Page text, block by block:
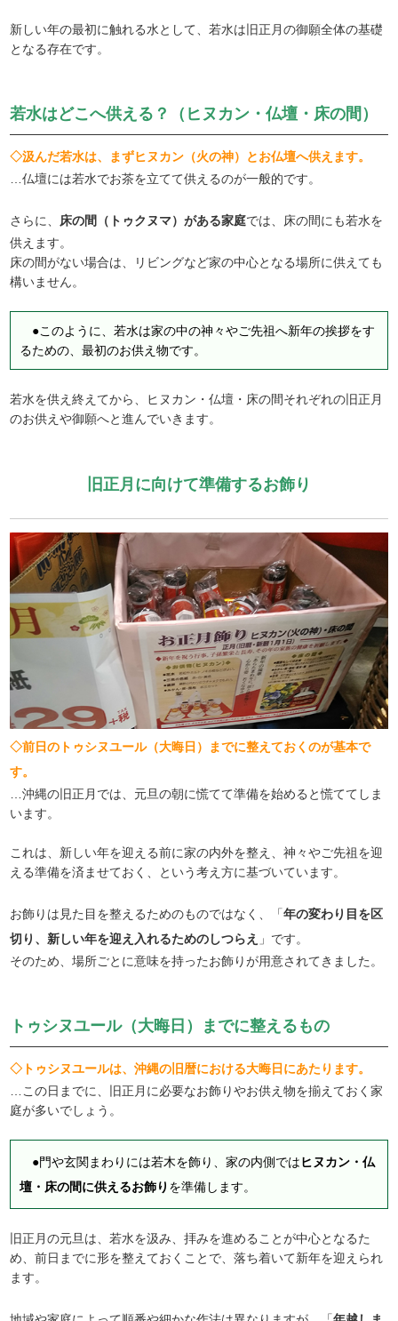
新しい年の最初に触れる水として、若水は旧正月の御願全体の基礎
となる存在です。
若水はどこへ供える？（ヒヌカン・仏壇・床の間）
◇汲んだ若水は、まずヒヌカン（火の神）とお仏壇へ供えます。
…仏壇には若水でお茶を立てて供えるのが一般的です。
さらに、 床の間（トゥクヌマ）がある家庭では、床の間にも若水を
供えます。
床の間がない場合は、リビングなど家の中心となる場所に供えても
構いません。
●このように、若水は家の中の神々やご先祖へ新年の挨拶をす
るための、最初のお供え物です。
若水を供え終えてから、ヒヌカン・仏壇・床の間それぞれの旧正月
のお供えや御願へと進んでいきます。
旧正月に向けて準備するお飾り
◇前日のトゥシヌユール（大晦日）までに整えておくのが基本で
す。
…沖縄の旧正月では、元旦の朝に慌てて準備を始めると慌ててしま
います。
これは、新しい年を迎える前に家の内外を整え、神々やご先祖を迎
える準備を済ませておく、という考え方に基づいています。
お飾りは見た目を整えるためのものではなく、「年の変わり目を区
切り、新しい年を迎え入れるためのしつらえ 」です。
そのため、場所ごとに意味を持ったお飾りが用意されてきました。
トゥシヌユール（大晦日）までに整えるもの
◇トゥシヌユールは、沖縄の旧暦における大晦日にあたります。
…この日までに、旧正月に必要なお飾りやお供え物を揃えておく家
庭が多いでしょう。
●門や玄関まわりには若木を飾り、家の内側ではヒヌカン・仏
壇・床の間に供えるお飾り を準備します。
旧正月の元旦は、若水を汲み、拝みを進めることが中心となるた
め、前日までに形を整えておくことで、落ち着いて新年を迎えられ
ます。